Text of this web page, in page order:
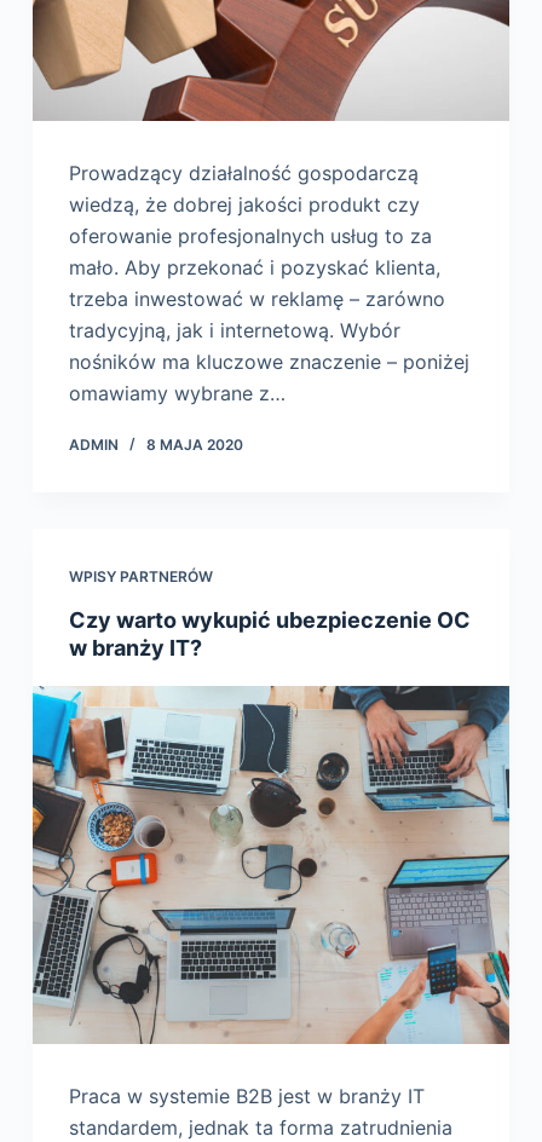
Prowadzący działalność gospodarczą
wiedzą, że dobrej jakości produkt czy
oferowanie profesjonalnych usług to za
mało. Aby przekonać i pozyskać klienta,
trzeba inwestować w reklamę – zarówno
tradycyjną, jak i internetową. Wybór
nośników ma kluczowe znaczenie – poniżej
omawiamy wybrane z…
ADMIN 8 MAJA 2020
WPISY PARTNERÓW
Czy warto wykupić ubezpieczenie OC
w branży IT?
Praca w systemie B2B jest w branży IT
standardem, jednak ta forma zatrudnienia